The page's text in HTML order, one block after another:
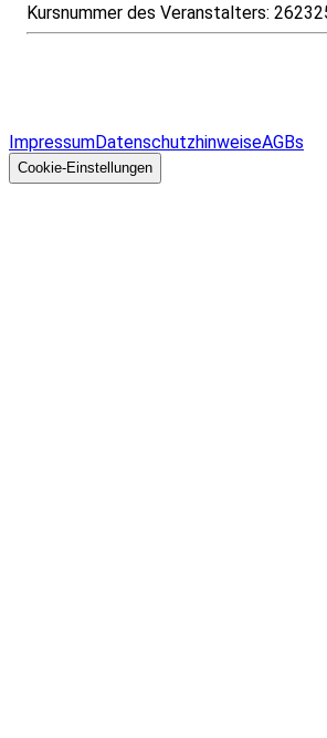
Kursnummer des Veranstalters:
ImpressumDatenschutzhinweiseAGBs
Cookie-Einstellungen